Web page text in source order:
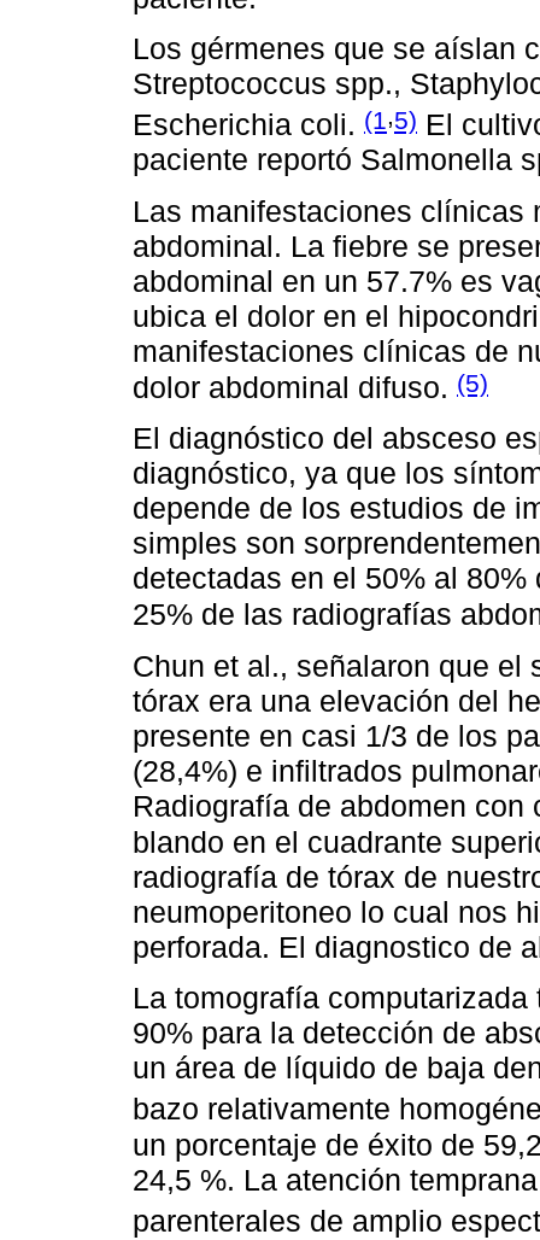
Los gérmenes que se aíslan
Streptococcus spp.,
Escherichia coli. (1,5) El
paciente reportó Salmonella
Las manifestaciones clínicas
abdominal. La fiebre se
abdominal en un 57.7% es
ubica el dolor en el
manifestaciones clínicas de
dolor abdominal difuso. (5)
El diagnóstico del absceso
diagnóstico, ya que los
depende de los estudios de
simples son
detectadas en el 50% al
25% de las radiografías
Chun et al., señalaron que el
tórax era una elevación del
presente en casi 1/3 de los
(28,4%) e infiltrados
Radiografía de abdomen
blando en el cuadrante
radiografía de tórax de
neumoperitoneo lo cual nos
perforada. El diagnostico de
La tomografía
90% para la detección de
un área de líquido de baja
bazo relativamente
un porcentaje de éxito de
24,5 %. La atención
parenterales de amplio